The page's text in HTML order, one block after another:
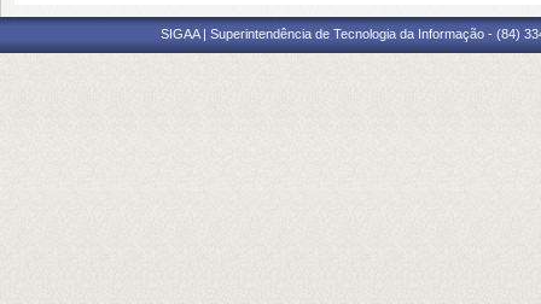
SIGAA | Superintendência de Tecnologia da Informação - (84)